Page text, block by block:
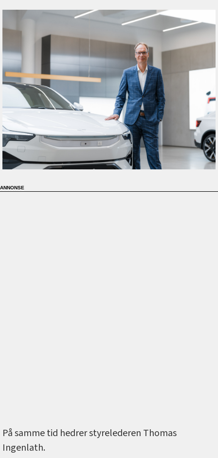
På samme tid hedrer styrelederen Thomas
Ingenlath.